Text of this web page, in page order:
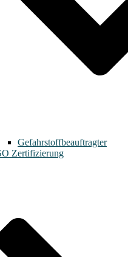
Gefahrstoffbeauftragter
Zertifizierung